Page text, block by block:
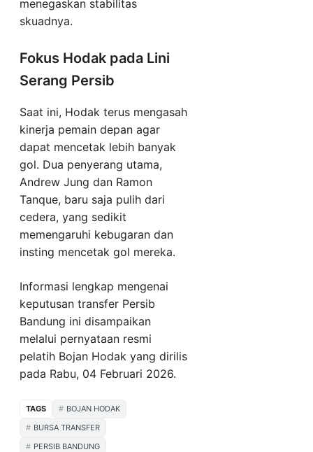
menegaskan stabilitas
skuadnya.
Fokus Hodak pada Lini
Serang Persib
Saat ini, Hodak terus mengasah
kinerja pemain depan agar
dapat mencetak lebih banyak
gol. Dua penyerang utama,
Andrew Jung dan Ramon
Tanque, baru saja pulih dari
cedera, yang sedikit
memengaruhi kebugaran dan
insting mencetak gol mereka.
Informasi lengkap mengenai
keputusan transfer Persib
Bandung ini disampaikan
melalui pernyataan resmi
pelatih Bojan Hodak yang dirilis
pada Rabu, 04 Februari 2026.
TAGS
BOJAN HODAK
BURSA TRANSFER
PERSIB BANDUNG